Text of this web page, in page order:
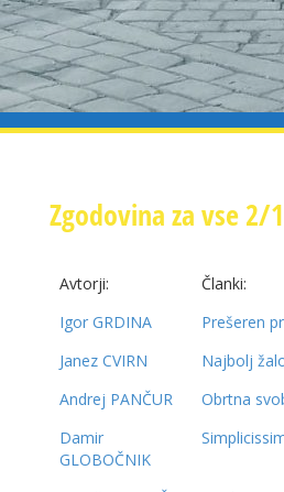
Zgodovina za vse 2/
Avtorji:
Igor GRDINA
Janez CVIRN
Andrej PANČUR
Damir
GLOBOČNIK
Članki:
Prešeren
Najbolj
Obrtna